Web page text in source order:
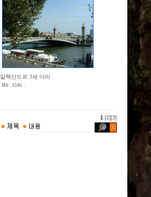
알렉산드르 3세 다리
Hit : 1545
1 [2][3]